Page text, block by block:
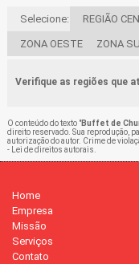
Selecione: REGIÃO
ZONA OESTE ZONA
Verifique as regiões que
O conteúdo do texto "Buffet de
direito reservado. Sua reprodução,
autorização do autor. Crime de
- Lei de direitos autorais
Home
Empresa
Missão
Serviços
Contato